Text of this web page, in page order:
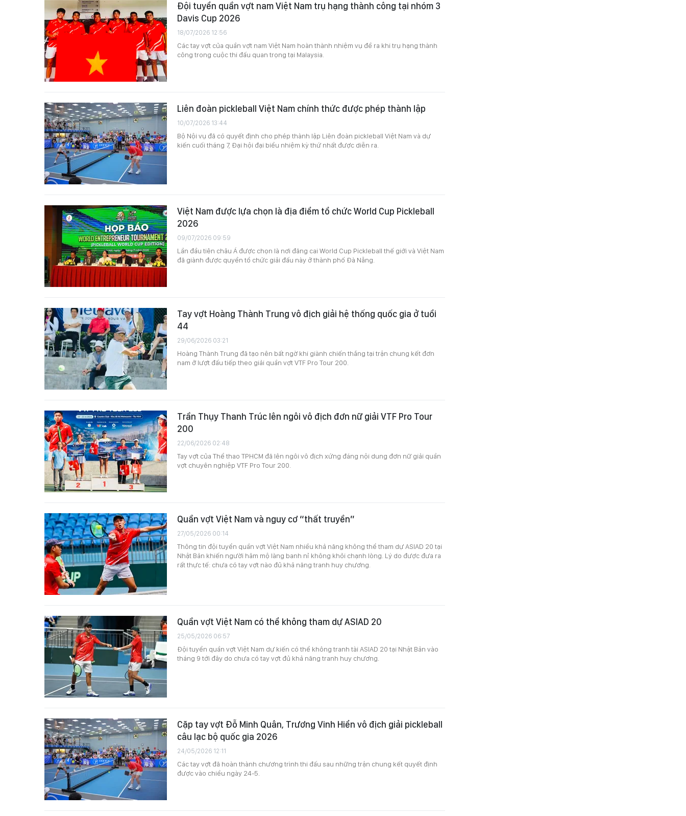
Đội tuyển quần vợt nam Việt Nam trụ hạng thành công tại nhóm 3
Davis Cup 2026
18/07/2026 12:56
Các tay vợt của quần vợt nam Việt Nam hoàn thành nhiệm vụ đề ra khi trụ hạng thành
công trong cuộc thi đấu quan trọng tại Malaysia.
Liên đoàn pickleball Việt Nam chính thức được phép thành lập
10/07/2026 13:44
Bộ Nội vụ đã có quyết định cho phép thành lập Liên đoàn pickleball Việt Nam và dự
kiến cuối tháng 7, Đại hội đại biểu nhiệm kỳ thứ nhất được diễn ra.
Việt Nam được lựa chọn là địa điểm tổ chức World Cup Pickleball
2026
09/07/2026 09:59
Lần đầu tiên châu Á được chọn là nơi đăng cai World Cup Pickleball thế giới và Việt Nam
đã giành được quyền tổ chức giải đấu này ở thành phố Đà Nẵng.
Tay vợt Hoàng Thành Trung vô địch giải hệ thống quốc gia ở tuổi
44
29/06/2026 03:21
Hoàng Thành Trung đã tạo nên bất ngờ khi giành chiến thắng tại trận chung kết đơn
nam ở lượt đấu tiếp theo giải quần vợt VTF Pro Tour 200.
Trần Thụy Thanh Trúc lên ngôi vô địch đơn nữ giải VTF Pro Tour
200
22/06/2026 02:48
Tay vợt của Thể thao TPHCM đã lên ngôi vô địch xứng đáng nội dung đơn nữ giải quần
vợt chuyên nghiệp VTF Pro Tour 200.
Quần vợt Việt Nam và nguy cơ “thất truyền”
27/05/2026 00:14
Thông tin đội tuyển quần vợt Việt Nam nhiều khả năng không thể tham dự ASIAD 20 tại
Nhật Bản khiến người hâm mộ làng banh nỉ không khỏi chạnh lòng. Lý do được đưa ra
rất thực tế: chưa có tay vợt nào đủ khả năng tranh huy chương.
Quần vợt Việt Nam có thể không tham dự ASIAD 20
25/05/2026 06:57
Đội tuyển quần vợt Việt Nam dự kiến có thể không tranh tài ASIAD 20 tại Nhật Bản vào
tháng 9 tới đây do chưa có tay vợt đủ khả năng tranh huy chương.
Cặp tay vợt Đỗ Minh Quân, Trương Vinh Hiển vô địch giải pickleball
câu lạc bộ quốc gia 2026
24/05/2026 12:11
Các tay vợt đã hoàn thành chương trình thi đấu sau những trận chung kết quyết định
được vào chiều ngày 24-5.